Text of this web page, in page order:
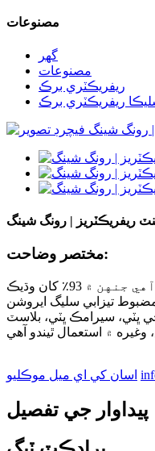
مصنوعات
گھر
مصنوعات
ريفريڪٽري برڪ
ريفريڪٽري برڪ
ريفريڪٽريز | رونگ شينگ
مختصر وضاحت:
سلڪون فائر برڪ سلڪون ريفريڪٽري مواد سان تعلق رکي ٿي، سليڪا برڪ هڪ قسم جي معياري ريفريڪٽري مواد جي شين مان هڪ آهي جنهن ۾ 93٪ کان وڌيڪ SiO2 مواد آهي. سليڪون
۽ سليڪا برڪس ۾ مضبوط تيزابي سليگ ايروشن
ڀٽي، سيرامڪ ڀٽي، بلاسٽ
اسان کي اي ميل موڪليو
پيداوار جي تفصيل